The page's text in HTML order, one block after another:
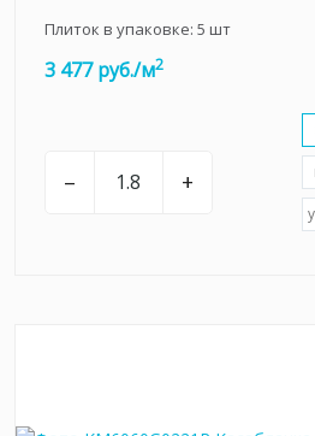
Плиток в упаковке: 5 шт
3 477 руб./м2
– +